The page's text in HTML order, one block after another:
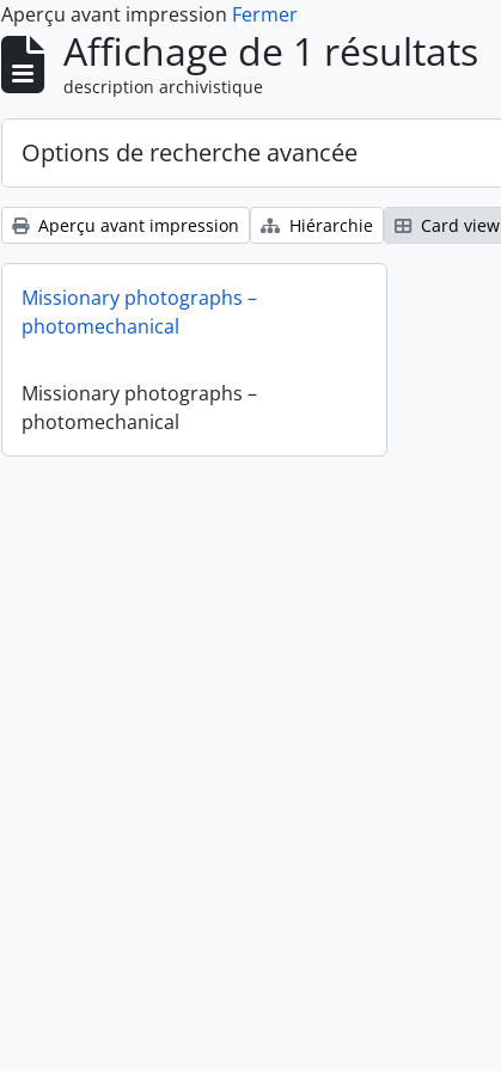
Aperçu avant impression Fermer
Affichage de 1 résultats
description archivistique
Options de recherche avancée
Aperçu avant impression Hiérarchie Card view
Missionary photographs –
photomechanical
Missionary photographs –
photomechanical